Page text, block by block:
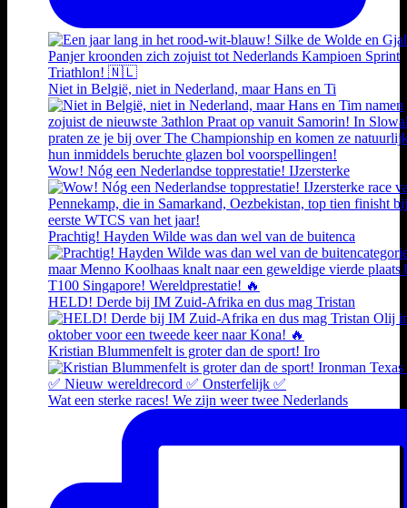
Niet in België, niet in Nederland, maar Hans en Ti
Wow! Nóg een Nederlandse topprestatie! IJzersterke
Prachtig! Hayden Wilde was dan wel van de buitenca
HELD! Derde bij IM Zuid-Afrika en dus mag Tristan
Kristian Blummenfelt is groter dan de sport! Iro
Wat een sterke races! We zijn weer twee Nederlands